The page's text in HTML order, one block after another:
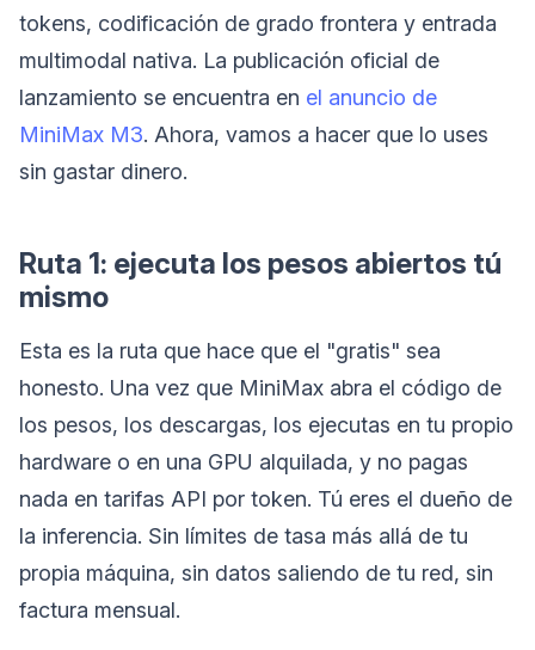
tokens, codificación de grado frontera y entrada
multimodal nativa. La publicación oficial de
lanzamiento se encuentra en el anuncio de
MiniMax M3. Ahora, vamos a hacer que lo uses
sin gastar dinero.
Ruta 1: ejecuta los pesos abiertos tú
mismo
Esta es la ruta que hace que el "gratis" sea
honesto. Una vez que MiniMax abra el código de
los pesos, los descargas, los ejecutas en tu propio
hardware o en una GPU alquilada, y no pagas
nada en tarifas API por token. Tú eres el dueño de
la inferencia. Sin límites de tasa más allá de tu
propia máquina, sin datos saliendo de tu red, sin
factura mensual.